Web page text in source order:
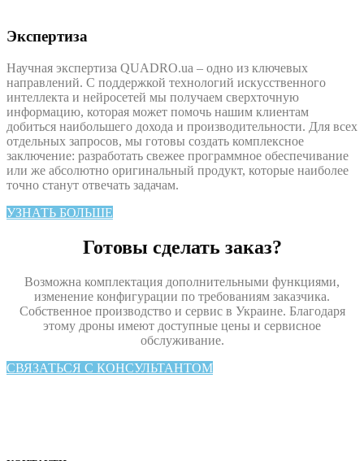
Экспертиза
Научная экспертиза QUADRO.ua – одно из ключевых
направлений. С поддержкой технологий искусственного
интеллекта и нейросетей мы получаем сверхточную
информацию, которая может помочь нашим клиентам
добиться наибольшего дохода и производительности. Для всех
отдельных запросов, мы готовы создать комплексное
заключение: разработать свежее программное обеспечивание
или же абсолютно оригинальный продукт, которые наиболее
точно станут отвечать задачам.
УЗНАТЬ БОЛЬШЕ
Готовы сделать заказ?
Возможна комплектация дополнительными функциями,
изменение конфигурации по требованиям заказчика.
Собственное производство и сервис в Украине. Благодаря
этому дроны имеют доступные цены и сервисное
обслуживание.
СВЯЗАТЬСЯ С КОНСУЛЬТАНТОМ